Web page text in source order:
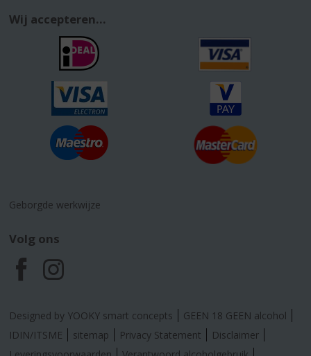
Wij accepteren...
Geborgde werkwijze
Volg ons
F
a
c
I
n
s
Designed by YOOKY smart concepts
GEEN 18 GEEN alcohol
IDIN/ITSME
sitemap Privacy Statement
Disclaimer